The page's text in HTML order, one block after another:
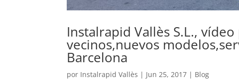
Instalrapid Vallès S.L.,
vecinos,nuevos
Barcelona
por Instalrapid Vallès | Jun 25, 2017 | Blog